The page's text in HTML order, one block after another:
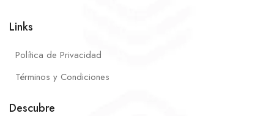
Links
Política de Privacidad
Términos y Condiciones
Descubre